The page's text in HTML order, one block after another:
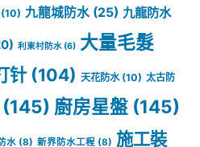
九龍城防水 (25) 九龍防水
利東村防水 (6) 大量毛髮
针(104) 天花防水(10) 太古防
(145) 廚房星盤 (145)
水 (8) 新界防水工程 (8) 施工裝